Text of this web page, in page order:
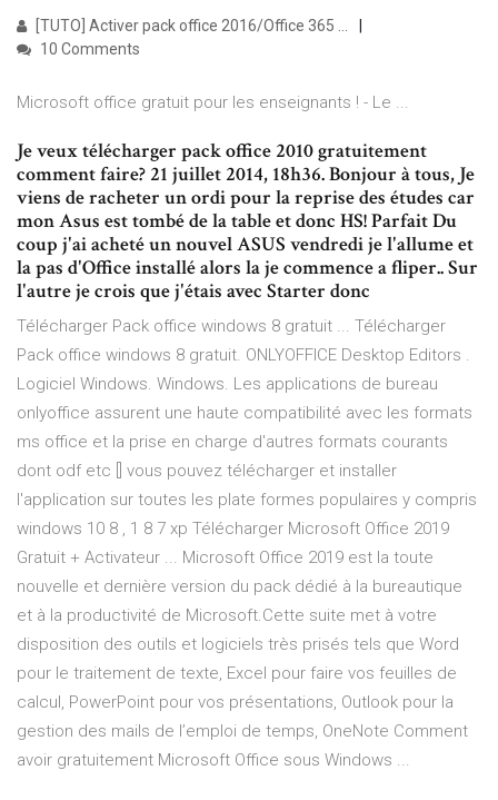
[TUTO] Activer pack office 2016/Office 365 …
10 Comments
Microsoft office gratuit pour les enseignants ! - Le ...
Je veux télécharger pack office 2010 gratuitement
comment faire? 21 juillet 2014, 18h36. Bonjour à tous, Je
viens de racheter un ordi pour la reprise des études car
mon Asus est tombé de la table et donc HS! Parfait Du
coup j'ai acheté un nouvel ASUS vendredi je l'allume et
la pas d'Office installé alors la je commence a fliper.. Sur
l'autre je crois que j'étais avec Starter donc
Télécharger Pack office windows 8 gratuit ... Télécharger
Pack office windows 8 gratuit. ONLYOFFICE Desktop Editors .
Logiciel Windows. Windows. Les applications de bureau
onlyoffice assurent une haute compatibilité avec les formats
ms office et la prise en charge d'autres formats courants
dont odf etc [] vous pouvez télécharger et installer
l'application sur toutes les plate formes populaires y compris
windows 10 8 , 1 8 7 xp Télécharger Microsoft Office 2019
Gratuit + Activateur ... Microsoft Office 2019 est la toute
nouvelle et dernière version du pack dédié à la bureautique
et à la productivité de Microsoft.Cette suite met à votre
disposition des outils et logiciels très prisés tels que Word
pour le traitement de texte, Excel pour faire vos feuilles de
calcul, PowerPoint pour vos présentations, Outlook pour la
gestion des mails de l’emploi de temps, OneNote Comment
avoir gratuitement Microsoft Office sous Windows ...